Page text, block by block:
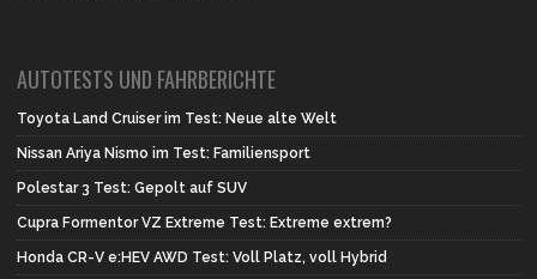
AUTOTESTS UND FAHRBERICHTE
Toyota Land Cruiser im Test: Neue alte Welt
Nissan Ariya Nismo im Test: Familiensport
Polestar 3 Test: Gepolt auf SUV
Cupra Formentor VZ Extreme Test: Extreme extrem?
Honda CR-V e:HEV AWD Test: Voll Platz, voll Hybrid